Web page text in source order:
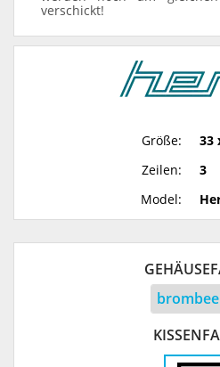
verschickt!
Größe:
33
Zeilen:
3
Model: